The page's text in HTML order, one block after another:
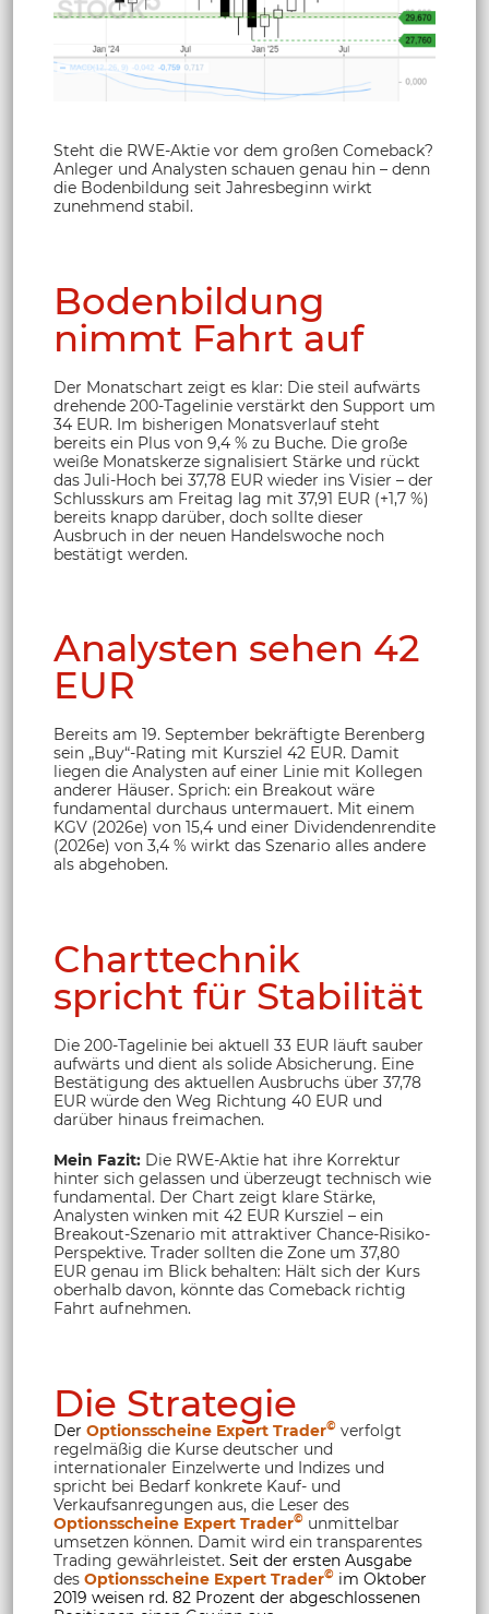
Steht die RWE-Aktie vor dem großen Comeback?
Anleger und Analysten schauen genau hin – denn
die Bodenbildung seit Jahresbeginn wirkt
zunehmend stabil.
Bodenbildung
nimmt Fahrt auf
Der Monatschart zeigt es klar: Die steil aufwärts
drehende 200-Tagelinie verstärkt den Support um
34 EUR. Im bisherigen Monatsverlauf steht
bereits ein Plus von 9,4 % zu Buche. Die große
weiße Monatskerze signalisiert Stärke und rückt
das Juli-Hoch bei 37,78 EUR wieder ins Visier – der
Schlusskurs am Freitag lag mit 37,91 EUR (+1,7 %)
bereits knapp darüber, doch sollte dieser
Ausbruch in der neuen Handelswoche noch
bestätigt werden.
Analysten sehen 42
EUR
Bereits am 19. September bekräftigte Berenberg
sein „Buy“-Rating mit Kursziel 42 EUR. Damit
liegen die Analysten auf einer Linie mit Kollegen
anderer Häuser. Sprich: ein Breakout wäre
fundamental durchaus untermauert. Mit einem
KGV (2026e) von 15,4 und einer Dividendenrendite
(2026e) von 3,4 % wirkt das Szenario alles andere
als abgehoben.
Charttechnik
spricht für Stabilität
Die 200-Tagelinie bei aktuell 33 EUR läuft sauber
aufwärts und dient als solide Absicherung. Eine
Bestätigung des aktuellen Ausbruchs über 37,78
EUR würde den Weg Richtung 40 EUR und
darüber hinaus freimachen.
Mein Fazit: Die RWE-Aktie hat ihre Korrektur
hinter sich gelassen und überzeugt technisch wie
fundamental. Der Chart zeigt klare Stärke,
Analysten winken mit 42 EUR Kursziel – ein
Breakout-Szenario mit attraktiver Chance-Risiko-
Perspektive. Trader sollten die Zone um 37,80
EUR genau im Blick behalten: Hält sich der Kurs
oberhalb davon, könnte das Comeback richtig
Fahrt aufnehmen.
Die Strategie
Der Optionsscheine Expert Trader© verfolgt
regelmäßig die Kurse deutscher und
internationaler Einzelwerte und Indizes und
spricht bei Bedarf konkrete Kauf- und
Verkaufsanregungen aus, die Leser des
Optionsscheine Expert Trader© unmittelbar
umsetzen können. Damit wird ein transparentes
Trading gewährleistet. Seit der ersten Ausgabe
des Optionsscheine Expert Trader© im Oktober
2019 weisen rd. 82 Prozent der abgeschlossenen